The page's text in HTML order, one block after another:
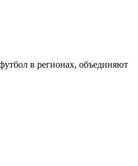
в регионах, объединяют